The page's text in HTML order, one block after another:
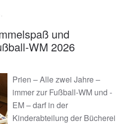
und
WM 2026
Prien – Alle zwei Jahre –
immer zur Fußball-WM und -
EM – darf in der
Kinderabteilung der Bücherei